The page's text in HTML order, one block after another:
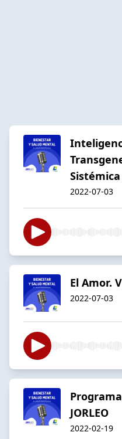
2022-07-03
El Amor.
2022-07-03
JORLEO
2022-02-19